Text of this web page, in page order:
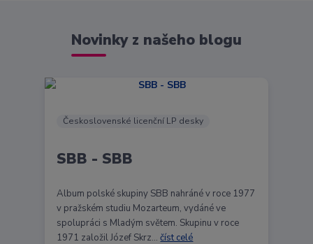
Novinky z našeho blogu
Československé licenční LP desky
SBB - SBB
Album polské skupiny SBB nahráné v roce 1977
v pražském studiu Mozarteum, vydáné ve
spolupráci s Mladým světem. Skupinu v roce
1971 založil Józef Skrz...číst celé